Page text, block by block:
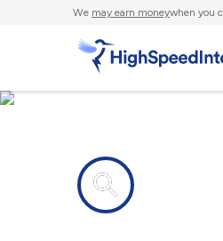
We may earn moneywhen you